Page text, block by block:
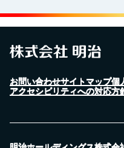
お問い合わせサイトマップ個
アクセシビリティへの対応方